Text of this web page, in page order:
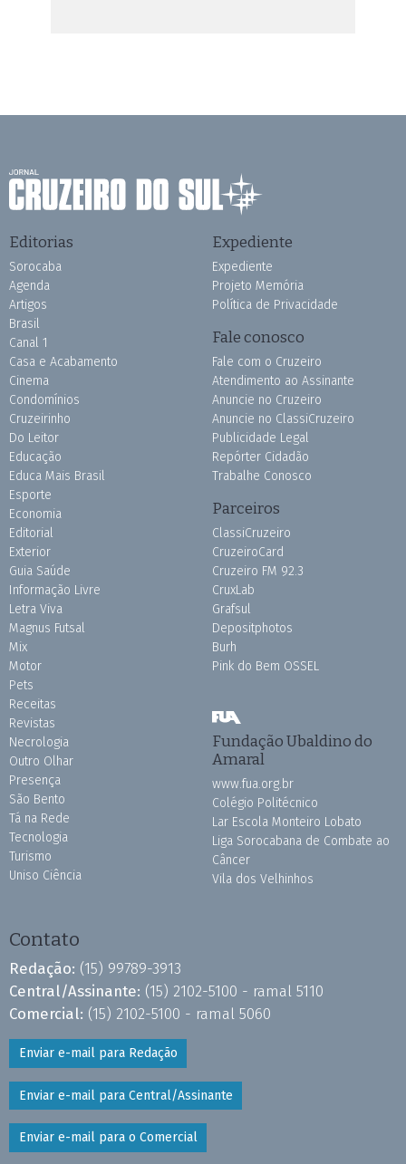
Editorias
Sorocaba
Agenda
Artigos
Brasil
Canal 1
Casa e Acabamento
Cinema
Condomínios
Cruzeirinho
Do Leitor
Educação
Educa Mais Brasil
Esporte
Economia
Editorial
Exterior
Guia Saúde
Informação Livre
Letra Viva
Magnus Futsal
Mix
Motor
Pets
Receitas
Revistas
Necrologia
Outro Olhar
Presença
São Bento
Tá na Rede
Tecnologia
Turismo
Uniso Ciência
Expediente
Expediente
Projeto Memória
Política de Privacidade
Fale conosco
Fale com o Cruzeiro
Atendimento ao Assinante
Anuncie no Cruzeiro
Anuncie no ClassiCruzeiro
Publicidade Legal
Repórter Cidadão
Trabalhe Conosco
Parceiros
ClassiCruzeiro
CruzeiroCard
Cruzeiro FM 92.3
CruxLab
Grafsul
Depositphotos
Burh
Pink do Bem OSSEL
Fundação Ubaldino do
Amaral
www.fua.org.br
Colégio Politécnico
Lar Escola Monteiro Lobato
Liga Sorocabana de Combate ao
Câncer
Vila dos Velhinhos
Contato
Redação: (15) 99789-3913
Central/Assinante: (15) 2102-5100 - ramal 5110
Comercial: (15) 2102-5100 - ramal 5060
Enviar e-mail para Redação
Enviar e-mail para Central/Assinante
Enviar e-mail para o Comercial